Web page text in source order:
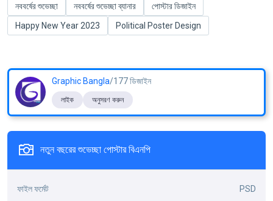
নববর্ষের শুভেচ্ছা
নববর্ষের শুভেচ্ছা ব্যানার
পোস্টার ডিজাইন
Happy New Year 2023
Political Poster Design
Graphic Bangla/177 ডিজাইন
লাইক অনুসরণ করুন
নতুন বছরের শুভেচ্ছা পোস্টার বিএনপি
ফাইল ফর্মেট
PSD